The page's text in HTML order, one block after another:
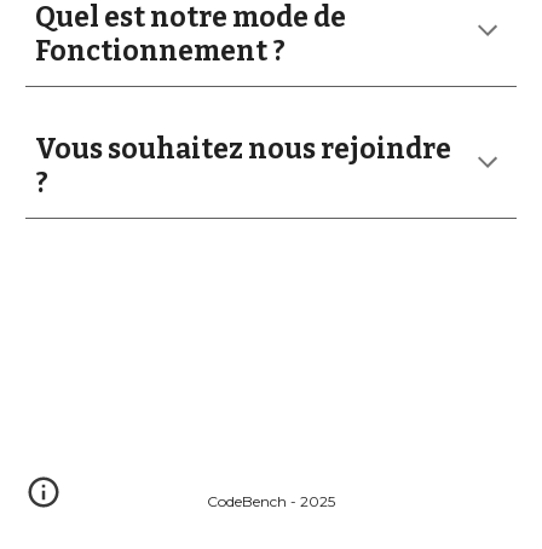
Quel est notre mode de
Fonctionnement ?
Vous souhaitez nous rejoindre
?
CodeBench - 2025